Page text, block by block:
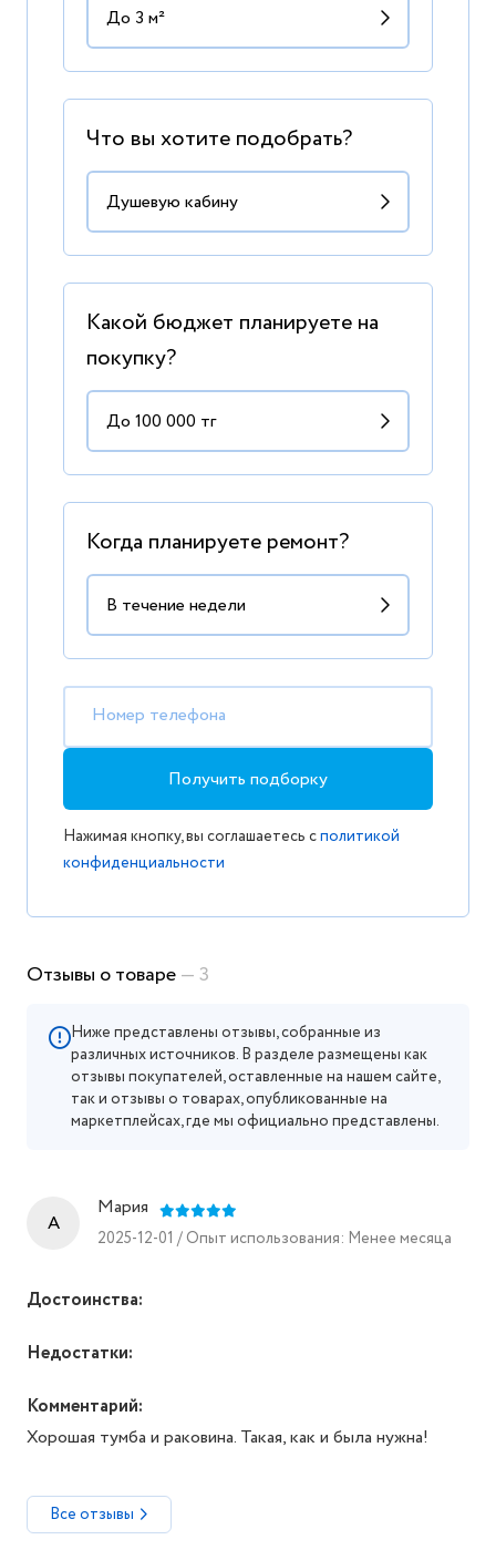
Что вы хотите подобрать?
Какой бюджет планируете на
покупку?
Когда планируете ремонт?
Номер телефона
Получить подборку
Нажимая кнопку, вы соглашаетесь сполитикой
конфиденциальности
Отзывы о товаре— 3
Ниже представлены отзывы, собранные из
различных источников. В разделе размещены как
отзывы покупателей, оставленные на нашем сайте,
так и отзывы о товарах, опубликованные на
маркетплейсах, где мы официально представлены.
A
Мария
2025-12-01 / Опыт использования: Менее месяца
Достоинства:
Недостатки:
Комментарий:
Хорошая тумба и раковина. Такая, как и была нужна!
Все отзывы